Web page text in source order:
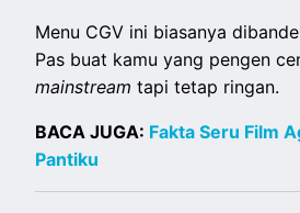
Menu CGV ini biasanya
Pas buat kamu yang pengen
mainstreamtapi tetap ringan.
BACA JUGA: Fakta Seru Film
Pantiku